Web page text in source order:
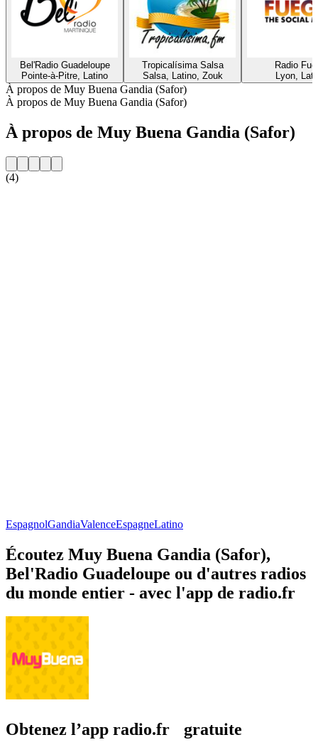
Bel'Radio Guadeloupe
Pointe-à-Pitre, Latino
Tropicalísima Salsa
Salsa, Latino, Zouk
Radio
Lyon,
À propos de Muy Buena Gandia (Safor)
À propos de Muy Buena Gandia (Safor)
À propos de Muy Buena Gandia (Safor)
(4)
EspagnolGandiaValenceEspagneLatino
Écoutez Muy Buena Gandia (Safor),
Bel'Radio Guadeloupe ou d'autres radios
du monde entier - avec l'app de radio.fr
Obtenez l’app radio.fr gratuite